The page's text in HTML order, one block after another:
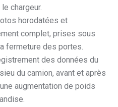
chargeur.
horodatées et
complet, prises sous
fermeture des portes.
des données du
du camion, avant et après
augmentation de poids